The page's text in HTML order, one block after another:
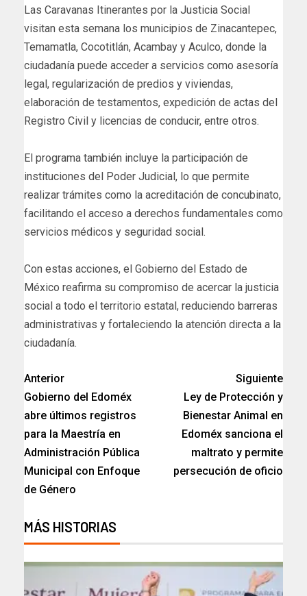
Las Caravanas Itinerantes por la Justicia Social
visitan esta semana los municipios de Zinacantepec,
Temamatla, Cocotitlán, Acambay y Aculco, donde la
ciudadanía puede acceder a servicios como asesoría
legal, regularización de predios y viviendas,
elaboración de testamentos, expedición de actas del
Registro Civil y licencias de conducir, entre otros.
El programa también incluye la participación de
instituciones del Poder Judicial, lo que permite
realizar trámites como la acreditación de concubinato,
facilitando el acceso a derechos fundamentales como
servicios médicos y seguridad social.
Con estas acciones, el Gobierno del Estado de
México reafirma su compromiso de acercar la justicia
social a todo el territorio estatal, reduciendo barreras
administrativas y fortaleciendo la atención directa a la
ciudadanía.
Anterior
Gobierno del Edoméx
abre últimos registros
para la Maestría en
Administración Pública
Municipal con Enfoque
de Género
Siguiente
Ley de Protección y
Bienestar Animal en
Edoméx sanciona el
maltrato y permite
persecución de oficio
MÁS HISTORIAS